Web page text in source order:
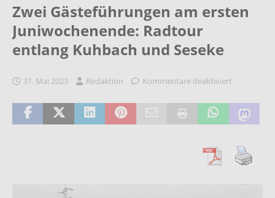
Zwei Gästeführungen am ersten
Juniwochenende: Radtour
entlang Kuhbach und Seseke
31. Mai 2023 Redaktion Kommentare deaktiviert